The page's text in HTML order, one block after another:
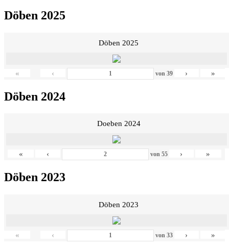
Döben 2025
Döben 2025
« ‹ von 39 › »
Döben 2024
Doeben 2024
« ‹ von 55 › »
Döben 2023
Döben 2023
« ‹ von 33 › »